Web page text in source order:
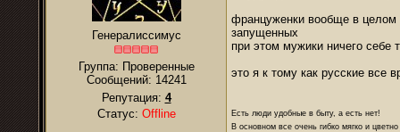
Генералиссимус
Группа: Проверенные
Сообщений: 14241
Репутация: 4
Статус: Offline
француженки вообще в целом
запущенных
при этом мужики ничего себе
это я к тому как русские все
Есть люди удобные в быту, а есть нет!
В основном все очень гибко мягко и цветно